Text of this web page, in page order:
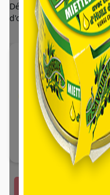
Découvrez le nouveau
d'olive vierge extra Le